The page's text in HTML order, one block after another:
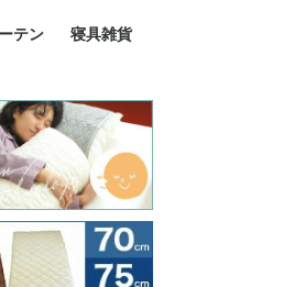
テン
カーテンのサイズ
カーテン
ス・シアーカーテン
ディズニーカーテ
ムーミンカーテ
ピーナツカー
(SNOOPY スヌーピ
寝具雑貨
美容・化粧品
シルク寝具・雑貨
HURONテクノロジー リ
カバリー寝具
ソファカバー
ひざ掛け
パジャマ
クッション
玄関・フロアーマット
ペット用ベッド
インテリア
その他寝具雑貨